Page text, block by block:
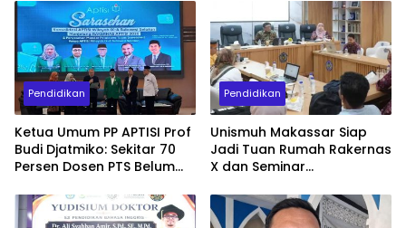
Pendidikan
Ketua Umum PP APTISI Prof
Budi Djatmiko: Sekitar 70
Persen Dosen PTS Belum
Percepatan Serdos
Pendidikan
Unismuh Makassar Siap
Jadi Tuan Rumah Rakernas
X dan Seminar
Hadirkan 400 Peserta dari
Dalam dan Luar Negeri